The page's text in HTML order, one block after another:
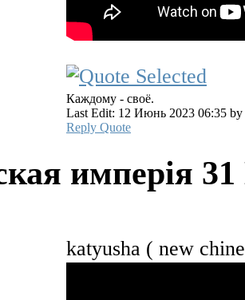
Каждому - своё.
Last Edit: 12 Июнь 2023 06:35 by
Reply Quote
имперiя
katyusha ( new